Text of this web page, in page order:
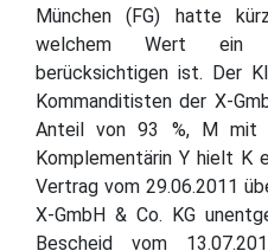
München (FG) hatte
welchem Wert ein
berücksichtigen ist. Der
Kommanditisten der X-
Anteil von 93 %, M mit
Komplementärin Y hielt K
Vertrag vom 29.06.2011
X-GmbH & Co. KG
Bescheid vom